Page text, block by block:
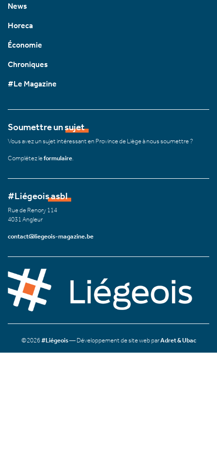
News
Horeca
Économie
Chroniques
#Le Magazine
Soumettre un sujet
Vous avez un sujet intéressant en Province de Liège à nous soumettre ?
Complétez leformulaire
#Liégeois asbl
Rue de Renory 114
4031 Angleur
contact@liegeois-magazine.be
©2026#Liégeois— Développement de site web parAdret & Ubac